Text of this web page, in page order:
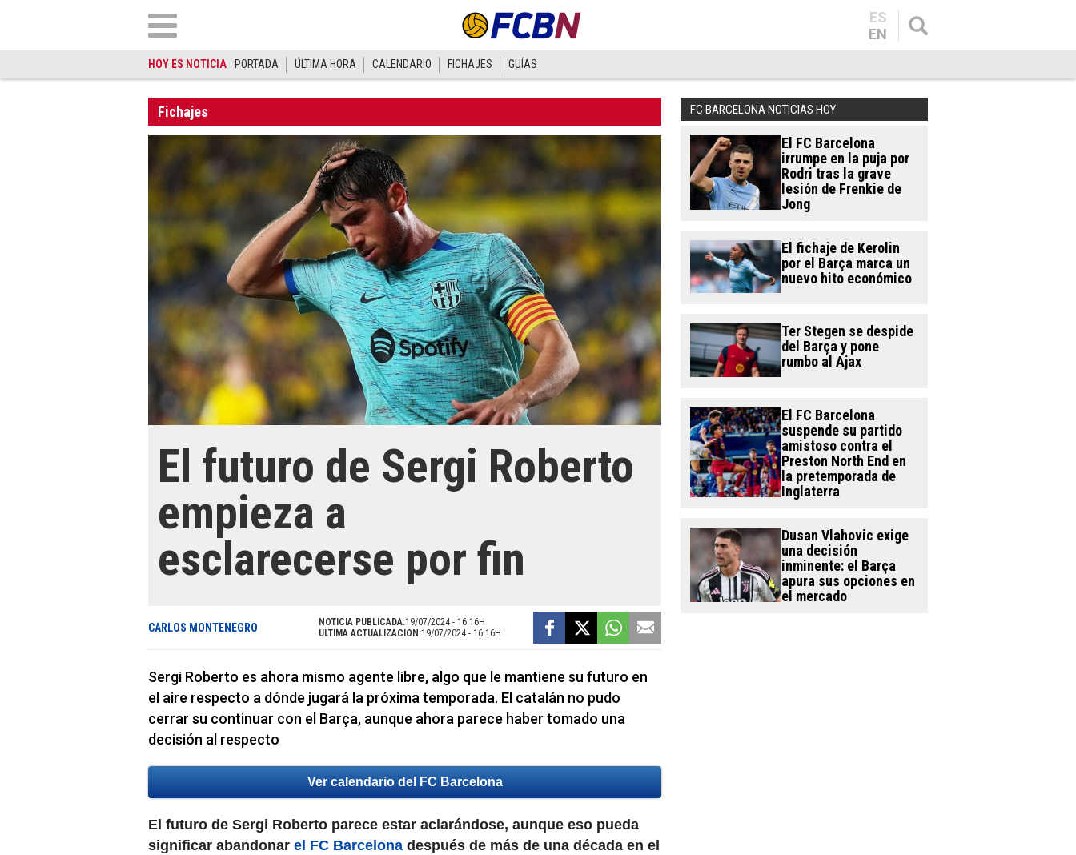
ES
EN
HOY ES NOTICIA PORTADA ÚLTIMA HORA CALENDARIO FICHAJES GUÍAS
Fichajes
El futuro de Sergi Roberto
empieza a
esclarecerse por fin
CARLOS MONTENEGRO NOTICIA PUBLICADA:19/07/2024 - 16:16H
ÚLTIMA ACTUALIZACIÓN:19/07/2024 - 16:16H
Sergi Roberto es ahora mismo agente libre, algo que le mantiene su futuro en
el aire respecto a dónde jugará la próxima temporada. El catalán no pudo
cerrar su continuar con el Barça, aunque ahora parece haber tomado una
decisión al respecto
Ver calendario del FC Barcelona
El futuro de Sergi Roberto parece estar aclarándose, aunque eso pueda
significar abandonar el FC Barcelona después de más de una década en el
FC BARCELONA NOTICIAS HOY
El FC Barcelona
irrumpe en la puja por
Rodri tras la grave
lesión de Frenkie de
Jong
El fichaje de Kerolin
por el Barça marca un
nuevo hito económico
Ter Stegen se despide
del Barça y pone
rumbo al Ajax
El FC Barcelona
suspende su partido
amistoso contra el
Preston North End en
la pretemporada de
Inglaterra
Dusan Vlahovic exige
una decisión
inminente: el Barça
apura sus opciones en
el mercado